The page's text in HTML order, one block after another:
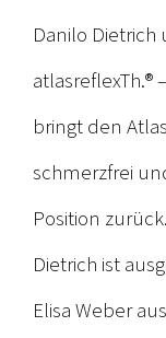
Danilo
atlasreflexTh.® –
bringt den
schmerzfrei
Position
Dietrich ist
Elisa Weber